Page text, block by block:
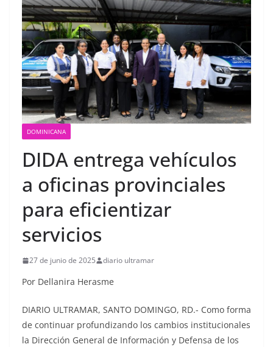
Consulado General de la
República Dominicana en
Miami y Broward
International University
suscriben acuerdo de
colaboración académica
DOMINICANA
DIDA entrega vehículos
a oficinas provinciales
para eficientizar
servicios
27 de junio de 2025 diario ultramar
Por Dellanira Herasme
DIARIO ULTRAMAR, SANTO DOMINGO, RD.- Como forma
de continuar profundizando los cambios institucionales
la Dirección General de Información y Defensa de los